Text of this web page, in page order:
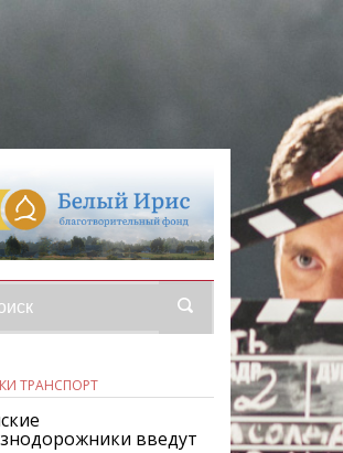
ТРАНСПОРТ
введут